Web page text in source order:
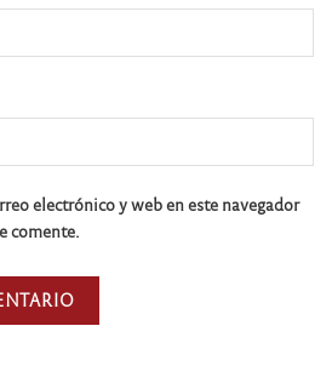
electrónico y web en este navegador
comente.